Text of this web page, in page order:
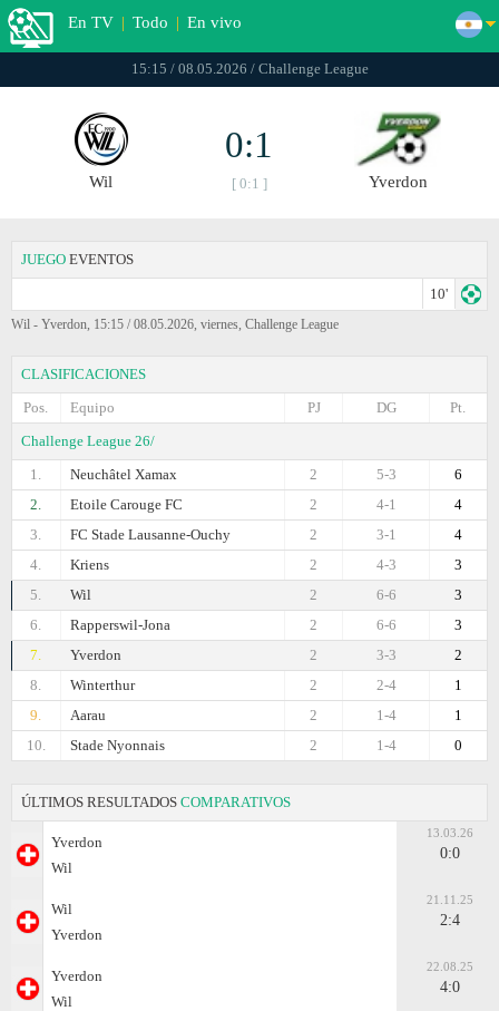
En TV | Todo | En vivo
15:15 / 08.05.2026 / Challenge League
Wil
0:1
[ 0:1 ] Yverdon
JUEGO EVENTOS
10'
Wil - Yverdon, 15:15 / 08.05.2026, viernes, Challenge League
CLASIFICACIONES
Pos.
Equipo Pt.
DG
PJ
Challenge League 26/
1.
Neuchâtel Xamax 6
5-3
2
2.
Etoile Carouge FC 4
4-1
2
3.
FC Stade Lausanne-Ouchy 4
3-1
2
4.
Kriens 3
4-3
2
5.
Wil 3
6-6
2
6.
Rapperswil-Jona 3
6-6
2
7.
Yverdon 2
3-3
2
8.
Winterthur 1
2-4
2
9.
Aarau 1
1-4
2
10.
Stade Nyonnais 0
1-4
2
ÚLTIMOS RESULTADOS COMPARATIVOS
Yverdon
Wil
13.03.26
0:0
Wil
Yverdon
21.11.25
2:4
Yverdon
Wil
22.08.25
4:0